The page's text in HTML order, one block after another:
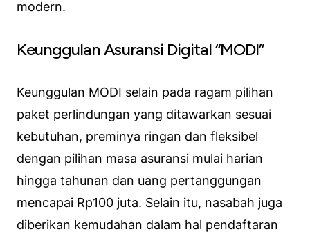
modern.
Keunggulan Asuransi Digital “MODI”
Keunggulan MODI selain pada ragam pilihan
paket perlindungan yang ditawarkan sesuai
kebutuhan, preminya ringan dan fleksibel
dengan pilihan masa asuransi mulai harian
hingga tahunan dan uang pertanggungan
mencapai Rp100 juta. Selain itu, nasabah juga
diberikan kemudahan dalam hal pendaftaran